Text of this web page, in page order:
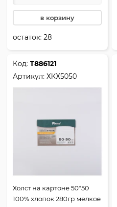
в корзину
остаток:28
Код:Т886121
Артикул:ХКХ5050
Холст на картоне 50*50
100% хлопок 280гр мелкое